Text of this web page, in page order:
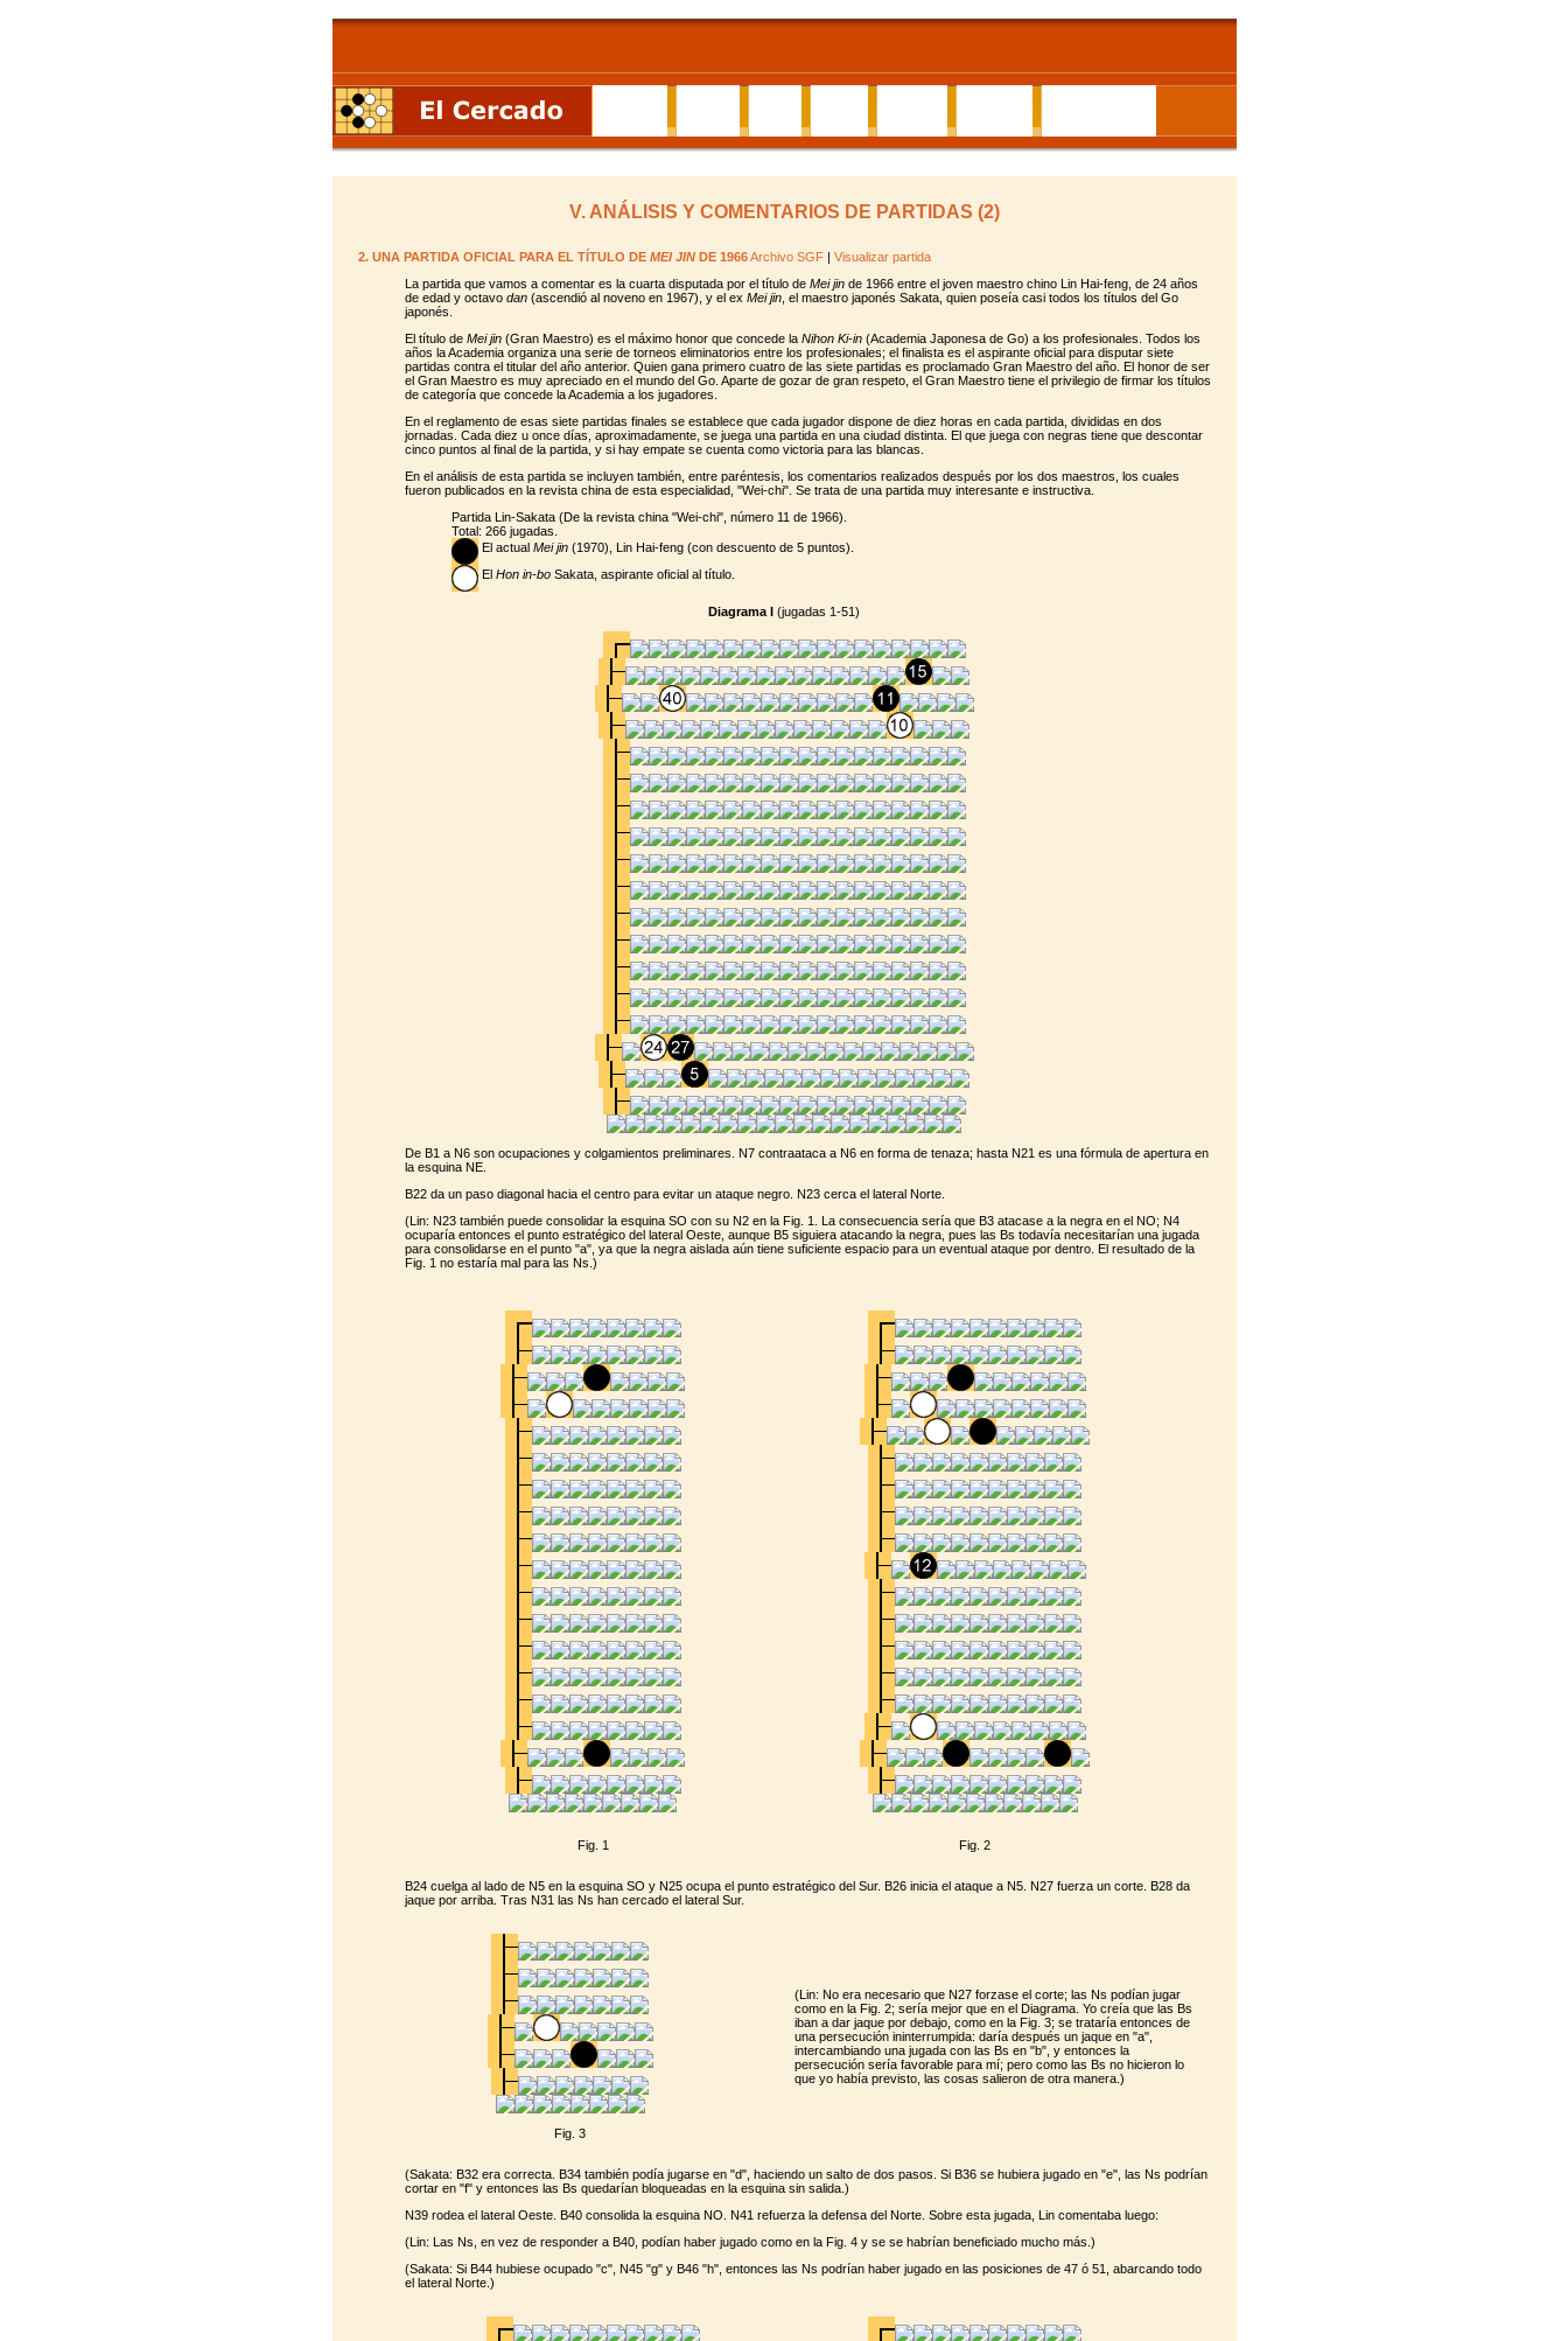
V. ANÁLISIS Y COMENTARIOS DE PARTIDAS (2)
2. UNA PARTIDA OFICIAL PARA EL TÍTULO DE MEI JINDE 1966 Archivo SGF| Visualizar partida
La partida que vamos a comentar es la cuarta disputada por el título de Mei jin de 1966 entre el joven maestro chino Lin Hai-feng, de 24 años
de edad y octavo dan(ascendió al noveno en 1967), y el ex Mei jin, el maestro japonés Sakata, quien poseía casi todos los títulos del Go
japonés.
El título de Mei jin(Gran Maestro) es el máximo honor que concede la Nihon Ki-in(Academia Japonesa de Go) a los profesionales. Todos los
años la Academia organiza una serie de torneos eliminatorios entre los profesionales; el finalista es el aspirante oficial para disputar siete
partidas contra el titular del año anterior. Quien gana primero cuatro de las siete partidas es proclamado Gran Maestro del año. El honor de ser
el Gran Maestro es muy apreciado en el mundo del Go. Aparte de gozar de gran respeto, el Gran Maestro tiene el privilegio de firmar los títulos
de categoría que concede la Academia a los jugadores.
En el reglamento de esas siete partidas finales se establece que cada jugador dispone de diez horas en cada partida, divididas en dos
jornadas. Cada diez u once días, aproximadamente, se juega una partida en una ciudad distinta. El que juega con negras tiene que descontar
cinco puntos al final de la partida, y si hay empate se cuenta como victoria para las blancas.
En el análisis de esta partida se incluyen también, entre paréntesis, los comentarios realizados después por los dos maestros, los cuales
fueron publicados en la revista china de esta especialidad, "Wei-chi". Se trata de una partida muy interesante e instructiva.
Partida Lin-Sakata (De la revista china "Wei-chi", número 11 de 1966).
Total: 266 jugadas.
El actual Mei jin (1970), Lin Hai-feng (con descuento de 5 puntos).
El Hon in-boSakata, aspirante oficial al título.
Diagrama I (jugadas 1-51)
De B1 a N6 son ocupaciones y colgamientos preliminares. N7 contraataca a N6 en forma de tenaza; hasta N21 es una fórmula de apertura en
la esquina NE.
B22 da un paso diagonal hacia el centro para evitar un ataque negro. N23 cerca el lateral Norte.
(Lin: N23 también puede consolidar la esquina SO con su N2 en la Fig. 1. La consecuencia sería que B3 atacase a la negra en el NO; N4
ocuparía entonces el punto estratégico del lateral Oeste, aunque B5 siguiera atacando la negra, pues las Bs todavía necesitarían una jugada
para consolidarse en el punto "a", ya que la negra aislada aún tiene suficiente espacio para un eventual ataque por dentro. El resultado de la
Fig. 1 no estaría mal para las Ns.)
Fig. 1 Fig. 2
B24 cuelga al lado de N5 en la esquina SO y N25 ocupa el punto estratégico del Sur. B26 inicia el ataque a N5. N27 fuerza un corte. B28 da
jaque por arriba. Tras N31 las Ns han cercado el lateral Sur.
Fig. 3
(Lin: No era necesario que N27 forzase el corte; las Ns podían jugar
como en la Fig. 2; sería mejor que en el Diagrama. Yo creía que las Bs
iban a dar jaque por debajo, como en la Fig. 3; se trataría entonces de
una persecución ininterrumpida: daría después un jaque en "a",
intercambiando una jugada con las Bs en "b", y entonces la
persecución sería favorable para mí; pero como las Bs no hicieron lo
que yo había previsto, las cosas salieron de otra manera.)
(Sakata: B32 era correcta. B34 también podía jugarse en "d", haciendo un salto de dos pasos. Si B36 se hubiera jugado en "e", las Ns podrían
cortar en "f" y entonces las Bs quedarían bloqueadas en la esquina sin salida.)
N39 rodea el lateral Oeste. B40 consolida la esquina NO. N41 refuerza la defensa del Norte. Sobre esta jugada, Lin comentaba luego:
(Lin: Las Ns, en vez de responder a B40, podían haber jugado como en la Fig. 4 y se se habrían beneficiado mucho más.)
(Sakata: Si B44 hubiese ocupado "c", N45 "g" y B46 "h", entonces las Ns podrían haber jugado en las posiciones de 47 ó 51, abarcando todo
el lateral Norte.)